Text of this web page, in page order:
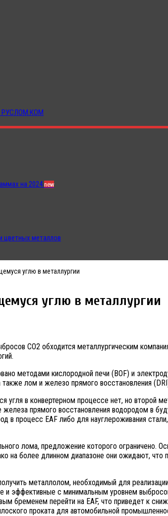
РУСЛОМ.КОМ
на 2024new
цветных металлов
углю в металлургии
углю в металлургии
СО2 обходится металлургическим
методами кислородной печи (BOF) и
лом и железо прямого восстановления
в конвертерном процессе нет, но второй
железа прямого восстановления водородом в
в процесс EAF либо для науглероживания
лома, предложение которого ограничено.
на более длинном диапазоне они ожидают,
металлолом, необходимый для
эффективные с минимальным уровнем
бременем перейти на EAF, что приведет к
проката для автомобильной